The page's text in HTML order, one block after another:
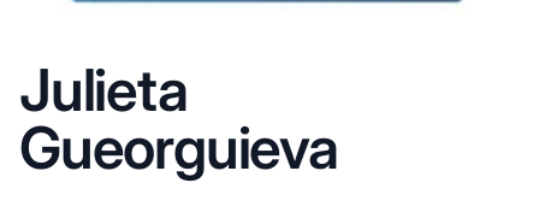
Julieta
Gueorguieva